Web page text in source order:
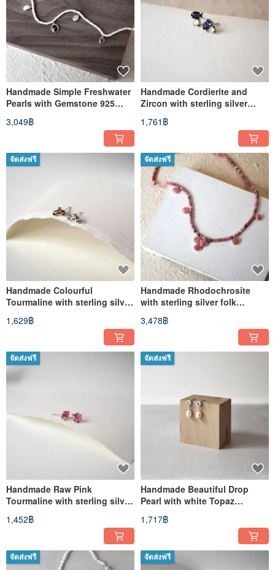
Handmade Simple Freshwater
Pearls with Gemstone 925
silver Necklace
3,049฿
Handmade Cordierite and
Zircon with sterling silver
Stud Earring
1,761฿
จัดส่งฟรี
Handmade Colourful
Tourmaline with sterling silver
Stud Earring, Oct Birthstone
1,629฿
จัดส่งฟรี
Handmade Rhodochrosite
with sterling silver folk
necklace
3,478฿
จัดส่งฟรี
Handmade Raw Pink
Tourmaline with sterling silver
Stud Earring, Oct Birthstone
1,452฿
จัดส่งฟรี
Handmade Beautiful Drop
Pearl with white Topaz
Earrings
1,717฿
จัดส่งฟรี จัดส่งฟรี